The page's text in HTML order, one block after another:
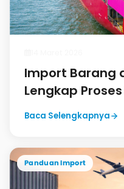
Import Barang
Lengkap
Baca Selengkapnya
Panduan Import